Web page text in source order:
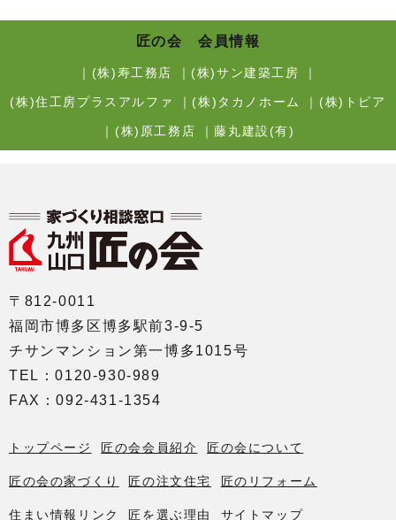
匠の会 会員情報
｜ (株)寿工務店 ｜ (株)サン建築工房 ｜
(株)住工房プラスアルファ ｜ (株)タカノホーム ｜ (株)トピア
｜ (株)原工務店 ｜藤丸建設(有)
〒812-0011
福岡市博多区博多駅前3-9-5
チサンマンション第一博多1015号
TEL：0120-930-989
FAX：092-431-1354
トップページ 匠の会会員紹介 匠の会について
匠の会の家づくり 匠の注文住宅 匠のリフォーム
住まい情報リンク 匠を選ぶ理由 サイトマップ